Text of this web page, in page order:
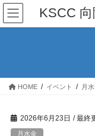
コ
ン
テ
ス
ナ
ビ
ゲ
ン
KSCC
HOME イベント 月
2026年6月23日 / 最終
月水金